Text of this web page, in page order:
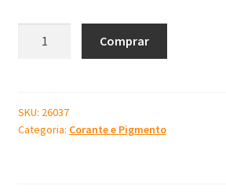
100
ml
Comprar
SKU: 26037
Categoria: Corante e Pigmento